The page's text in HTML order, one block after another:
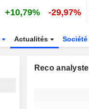
+10,79% -29,97%
Actualités Société
Reco